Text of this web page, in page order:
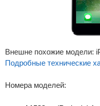
Внешне похожие модели:
Подробные технические
Номера моделей: